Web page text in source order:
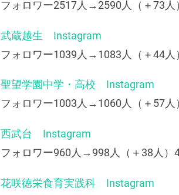
フォロワー2517人→2590人（＋73人
武蔵越生 Instagram
フォロワー1039人→1083人（＋44人
聖望学園中学・高校 Instagram
フォロワー1003人→1060人（＋57人
西武台 Instagram
フォロワー960人→998人（＋38人）
花咲徳栄食育実践科 Instagram